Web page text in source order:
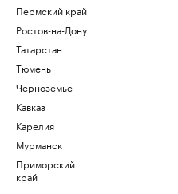
Пермский край
Ростов-на-Дону
Татарстан
Тюмень
Черноземье
Кавказ
Карелия
Мурманск
Приморский
край